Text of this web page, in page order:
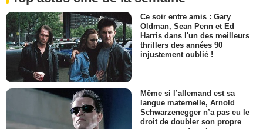
Ce soir entre amis : Gary
Oldman, Sean Penn et Ed
Harris dans l'un des meilleurs
thrillers des années 90
injustement oublié !
Même si l’allemand est sa
langue maternelle, Arnold
Schwarzenegger n’a pas eu le
droit de doubler son propre